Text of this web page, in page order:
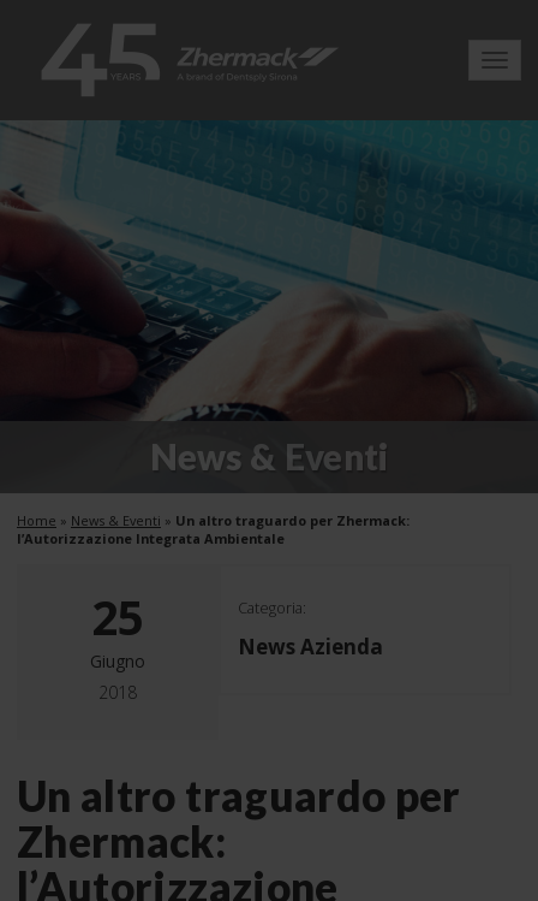
News & Eventi
Home » News & Eventi » Un altro traguardo per Zhermack:
l’Autorizzazione Integrata Ambientale
25
Giugno
2018
Categoria:
News Azienda
Un altro traguardo per
Zhermack:
l’Autorizzazione